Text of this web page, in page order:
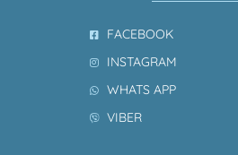
FACEBOOK
INSTAGRAM
WHATS APP
VIBER